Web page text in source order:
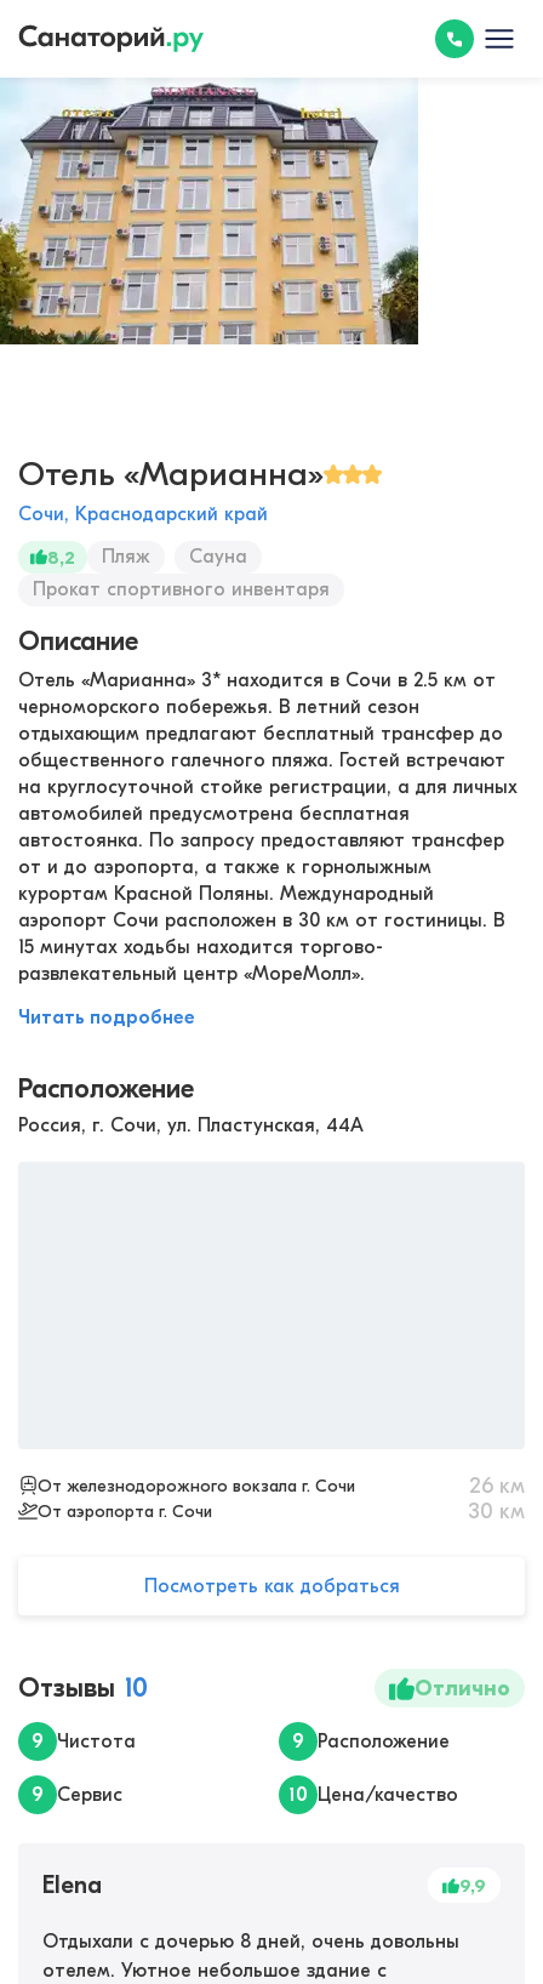
Отель «Марианна»
Сочи, Краснодарский край
8,2
Пляж
Сауна
Прокат спортивного инвентаря
Описание
Отель «Марианна» 3* находится в Сочи в 2.5 км от
черноморского побережья. В летний сезон
отдыхающим предлагают бесплатный трансфер до
общественного галечного пляжа. Гостей встречают
на круглосуточной стойке регистрации, а для личных
автомобилей предусмотрена бесплатная
автостоянка. По запросу предоставляют трансфер
от и до аэропорта, а также к горнолыжным
курортам Красной Поляны. Международный
аэропорт Сочи расположен в 30 км от гостиницы. В
15 минутах ходьбы находится торгово-
развлекательный центр «МореМолл».
Читать подробнее
Расположение
Россия, г. Сочи, ул. Пластунская, 44А
От железнодорожного вокзала г. Сочи 26 км
От аэропорта г. Сочи 30 км
Посмотреть как добраться
Отзывы 10 Отлично
9 Чистота 9 Расположение
9 Сервис 10 Цена/качество
Elena 9,9
Отдыхали с дочерью 8 дней, очень довольны
отелем. Уютное небольшое здание с